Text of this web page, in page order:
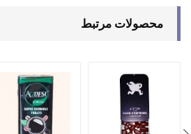
محصولات مرتبط